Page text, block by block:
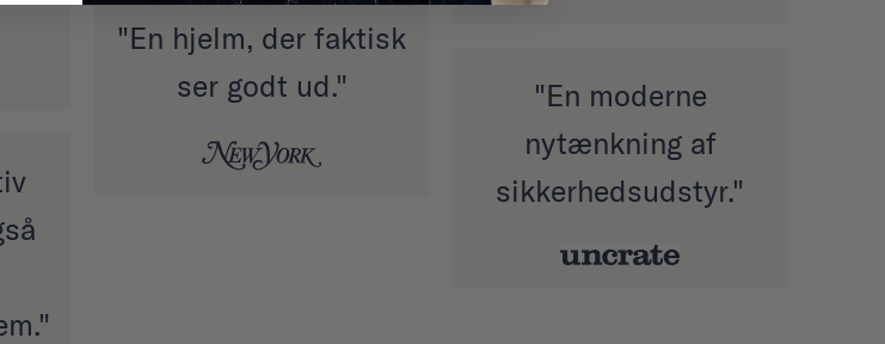
"En hjelm, der faktisk
ser godt ud."
"En moderne
nytænkning af
sikkerhedsudstyr."